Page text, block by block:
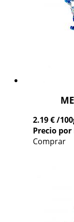
2.19 €/
Precio por
Comprar